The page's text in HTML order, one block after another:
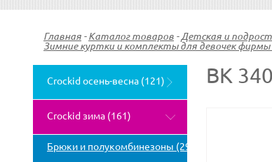
Главная - Каталог товаров - Детская и
Зимние куртки и комплекты для девочек
Crockid осень-весна (121)
Crockid зима (161)
Брюки и полукомбинезоны (29)
ВК